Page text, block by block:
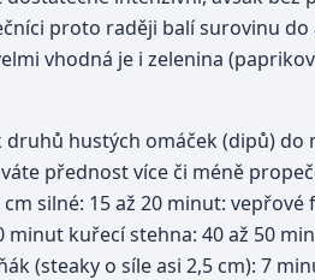
proto raději balí surovinu
vhodná je i zelenina
hustých omáček (dipů)
přednost více či méně
silné: 15 až 20 minut: vepřové
kuřecí stehna: 40 až 50
(steaky o síle asi 2,5 cm): 7